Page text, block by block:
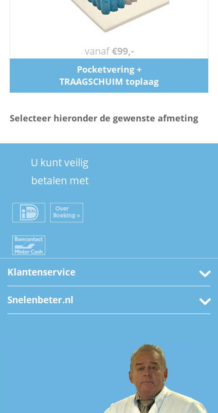
vanaf€99,-
Pocketvering +
TRAAGSCHUIM toplaag
Selecteer hieronder de gewenste afmeting
U kunt veilig
betalen met
Klantenservice
Snelenbeter.nl